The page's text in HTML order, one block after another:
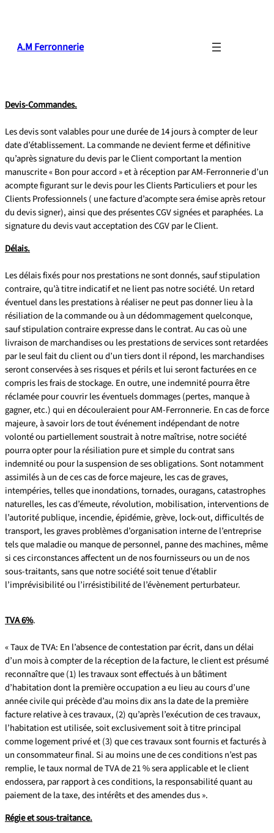
A.M Ferronnerie
Devis-Commandes.
Les devis sont valables pour une durée de 14 jours à compter de leur
date d’établissement. La commande ne devient ferme et définitive
qu’après signature du devis par le Client comportant la mention
manuscrite « Bon pour accord » et à réception par AM-Ferronnerie d’un
acompte figurant sur le devis pour les Clients Particuliers et pour les
Clients Professionnels ( une facture d’acompte sera émise après retour
du devis signer), ainsi que des présentes CGV signées et paraphées. La
signature du devis vaut acceptation des CGV par le Client.
Délais.
Les délais fixés pour nos prestations ne sont donnés, sauf stipulation
contraire, qu’à titre indicatif et ne lient pas notre société. Un retard
éventuel dans les prestations à réaliser ne peut pas donner lieu à la
résiliation de la commande ou à un dédommagement quelconque,
sauf stipulation contraire expresse dans le contrat. Au cas où une
livraison de marchandises ou les prestations de services sont retardées
par le seul fait du client ou d’un tiers dont il répond, les marchandises
seront conservées à ses risques et périls et lui seront facturées en ce
compris les frais de stockage. En outre, une indemnité pourra être
réclamée pour couvrir les éventuels dommages (pertes, manque à
gagner, etc.) qui en découleraient pour AM-Ferronnerie. En cas de force
majeure, à savoir lors de tout événement indépendant de notre
volonté ou partiellement soustrait à notre maîtrise, notre société
pourra opter pour la résiliation pure et simple du contrat sans
indemnité ou pour la suspension de ses obligations. Sont notamment
assimilés à un de ces cas de force majeure, les cas de graves,
intempéries, telles que inondations, tornades, ouragans, catastrophes
naturelles, les cas d’émeute, révolution, mobilisation, interventions de
l’autorité publique, incendie, épidémie, grève, lock-out, difficultés de
transport, les graves problèmes d’organisation interne de l’entreprise
tels que maladie ou manque de personnel, panne des machines, même
si ces circonstances affectent un de nos fournisseurs ou un de nos
sous-traitants, sans que notre société soit tenue d’établir
l’imprévisibilité ou l’irrésistibilité de l’évènement perturbateur.
TVA 6%.
« Taux de TVA: En l’absence de contestation par écrit, dans un délai
d’un mois à compter de la réception de la facture, le client est présumé
reconnaître que (1) les travaux sont effectués à un bâtiment
d’habitation dont la première occupation a eu lieu au cours d’une
année civile qui précède d’au moins dix ans la date de la première
facture relative à ces travaux, (2) qu’après l’exécution de ces travaux,
l’habitation est utilisée, soit exclusivement soit à titre principal
comme logement privé et (3) que ces travaux sont fournis et facturés à
un consommateur final. Si au moins une de ces conditions n’est pas
remplie, le taux normal de TVA de 21 % sera applicable et le client
endossera, par rapport à ces conditions, la responsabilité quant au
paiement de la taxe, des intérêts et des amendes dus ».
Régie et sous-traitance.